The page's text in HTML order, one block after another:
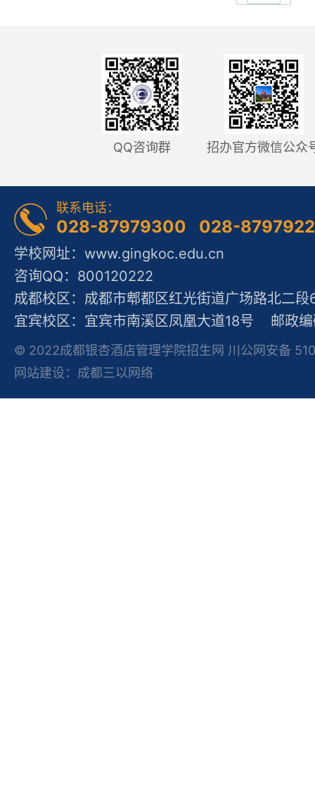
QQ咨询群 招办官方微信公众
联系电话：
028-87979300 028-
学校网址：www.gingkoc.edu.cn
咨询QQ：800120222
成都校区：成都市郫都区红光街道广场路北二
宜宾校区：宜宾市南溪区凤凰大道18号 邮政
© 2022成都银杏酒店管理学院招生网 川公网安备
网站建设：成都三以网络